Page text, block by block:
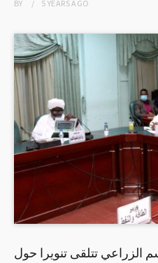
BY 5 YEARSAGO
الزراعي تتلقى تنويرا حول